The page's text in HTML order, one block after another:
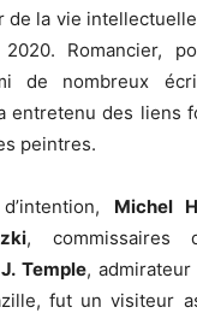
de la vie
Romancier,
de nombreux
entretenu des liens
peintres.
Michel
, commissaires
Temple,
fut un visiteur